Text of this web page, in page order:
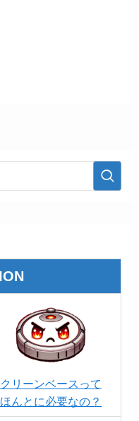
クリーンベースって
ほんとに必要なの？